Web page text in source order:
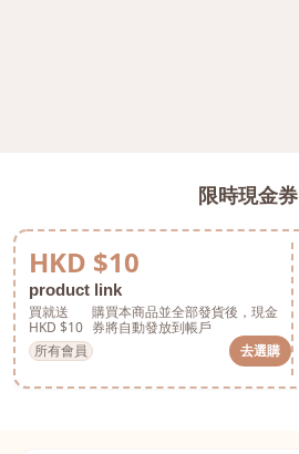
限時現金券
HKD $10
product link
買就送
HKD $10
購買本商品並全部發貨後，現金
券將自動發放到帳戶
所有會員
去選購